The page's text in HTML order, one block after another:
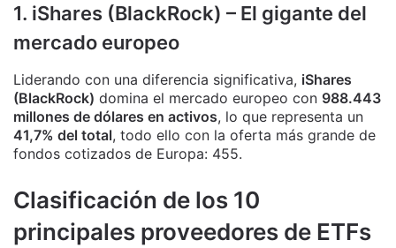
1. iShares (BlackRock) – El gigante del
mercado europeo
Liderando con una diferencia significativa, iShares
(BlackRock) domina el mercado europeo con 988.443
millones de dólares en activos, lo que representa un
41,7% del total, todo ello con la oferta más grande de
fondos cotizados de Europa: 455.
Clasificación de los 10
principales proveedores de ETFs